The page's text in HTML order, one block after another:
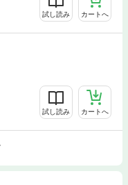
試し読み カートへ
試し読み カートへ